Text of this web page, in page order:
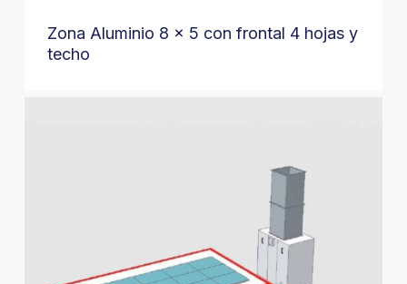
Zona Aluminio 8 x 5 con frontal 4 hojas y
techo